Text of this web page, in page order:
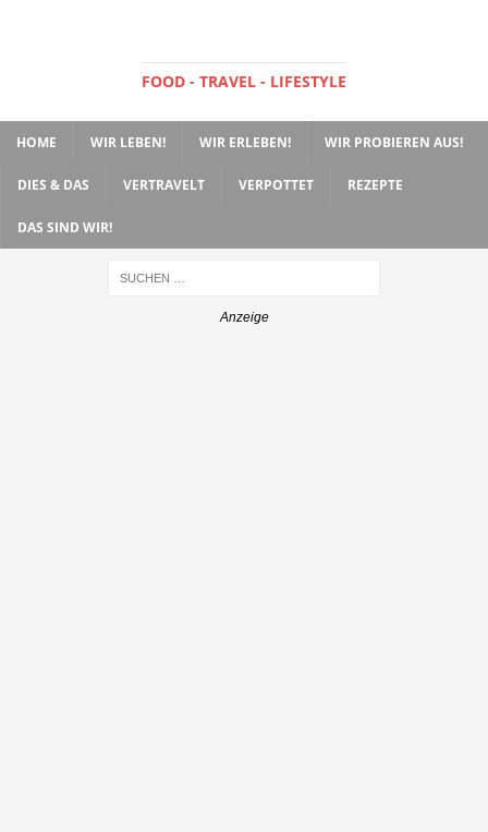
FOOD - TRAVEL - LIFESTYLE
HOME WIR LEBEN! WIR ERLEBEN! WIR PROBIEREN AUS!
DIES & DAS VERTRAVELT VERPOTTET REZEPTE
DAS SIND WIR!